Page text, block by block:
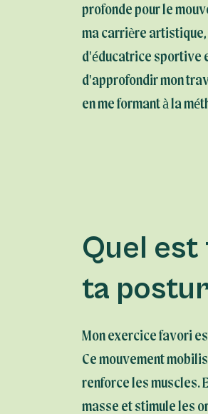
profonde pour le
ma carrière
d'éducatrice sportive
d'approfondir mon
en me formant à la
Quel est
ta
Mon exercice favori
Ce mouvement
renforce les muscles.
masse et stimule les